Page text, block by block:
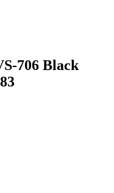
706 Black